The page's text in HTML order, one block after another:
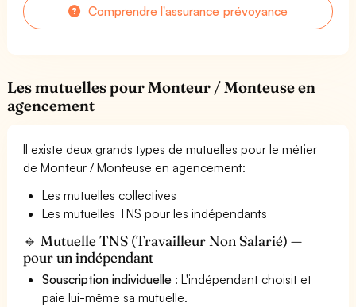
Comprendre l'assurance prévoyance
Les mutuelles pour Monteur / Monteuse en
agencement
Il existe deux grands types de mutuelles pour le métier
de Monteur / Monteuse en agencement:
Les mutuelles collectives
Les mutuelles TNS pour les indépendants
🔹 Mutuelle TNS (Travailleur Non Salarié) —
pour un indépendant
Souscription individuelle : L'indépendant choisit et
paie lui-même sa mutuelle.